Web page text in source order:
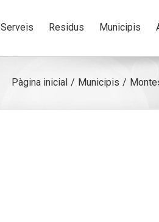
Serveis Residus Municipis
Pàgina inicial Municipis